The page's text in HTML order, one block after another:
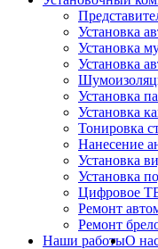
Установка
Установка
Установка
Установка
Установка
Тонировка
Нанесение
Установка
Установка
Цифровое
Ремонт
Ремонт
Наши работыО